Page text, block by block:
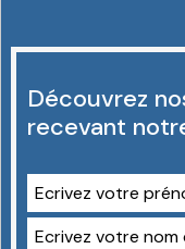
Découvrez
recevant